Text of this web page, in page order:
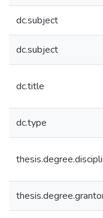
dc.subject
dc.subject
dc.title
dc.type